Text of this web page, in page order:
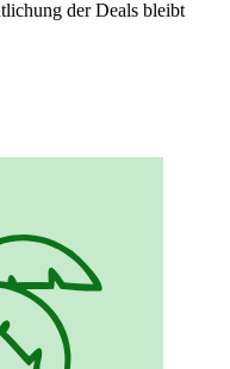
der Deals bleibt